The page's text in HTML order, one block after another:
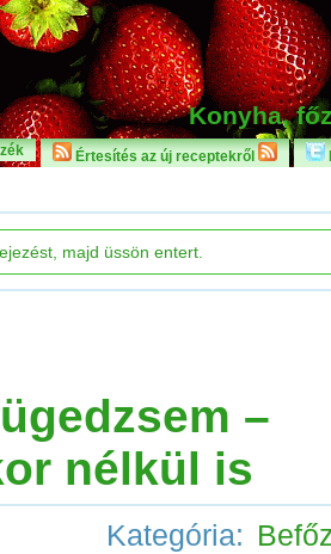
Konyha,
Értesítés az új receptekről
–
nélkül is
Kategória: